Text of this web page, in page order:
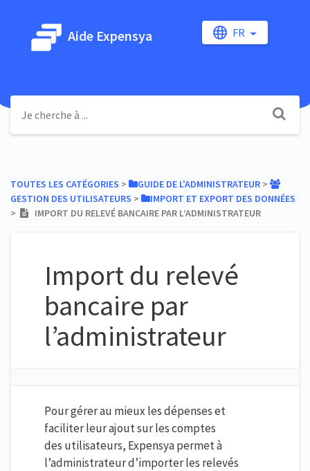
Aide Expensya FR
TOUTES LES CATÉGORIES ​ > ​ ​GUIDE DE L'ADMINISTRATEUR ​ > ​
GESTION DES UTILISATEURS ​ > ​ ​IMPORT ET EXPORT DES DONNÉES
> ​
IMPORT DU RELEVÉ BANCAIRE PAR L’ADMINISTRATEUR
Import du relevé
bancaire par
l’administrateur
Pour gérer au mieux les dépenses et
faciliter leur ajout sur les comptes
des utilisateurs, Expensya permet à
l’administrateur d’importer les relevés